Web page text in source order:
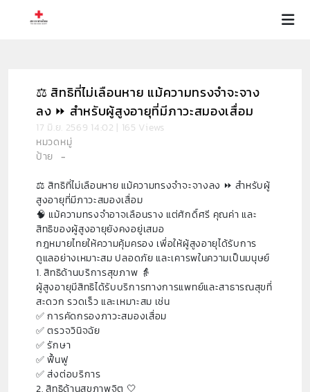
⚖️ สิทธิที่ไม่เลือนหาย แม้ความทรงจำจะจาง
ลง ⏩️ สำหรับผู้สูงอายุที่มีภาวะสมองเสื่อม
17 มิ.ย. 2569 14:02 | 165 Views
หมวดหมู่
ป้าย-
⚖️ สิทธิที่ไม่เลือนหาย แม้ความทรงจำจะจางลง ⏩️ สำหรับผู้
สูงอายุที่มีภาวะสมองเสื่อม
🧠 แม้ความทรงจำอาจเลือนราง แต่ศักดิ์ศรี คุณค่า และ
สิทธิของผู้สูงอายุยังคงอยู่เสมอ
กฎหมายไทยให้ความคุ้มครอง เพื่อให้ผู้สูงอายุได้รับการ
ดูแลอย่างเหมาะสม ปลอดภัย และเคารพในความเป็นมนุษย์
1. สิทธิด้านบริการสุขภาพ 👵
ผู้สูงอายุมีสิทธิได้รับบริการทางการแพทย์และสาธารณสุขที่
สะดวก รวดเร็ว และเหมาะสม เช่น
✅️ การคัดกรองภาวะสมองเสื่อม
✅️ ตรวจวินิจฉัย
✅️ รักษา
✅️ ฟื้นฟู
✅️ ส่งต่อบริการ
2. สิทธิด้านสุขภาพจิต 🤍